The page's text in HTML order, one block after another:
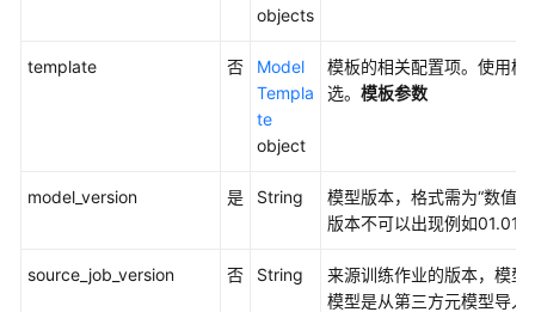
览
用
objects
template 否
Model
Templa
te
object
模板的相关配置项。使用
选。 模板参数
model_version 是 String
模型版本，格式需为“数值.
版本不可以出现例如
source_job_version 否 String
来源训练作业的版本，模
模型是从第三方元模型导